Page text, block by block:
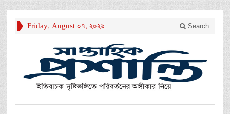
Friday, August 07, 2026 Search